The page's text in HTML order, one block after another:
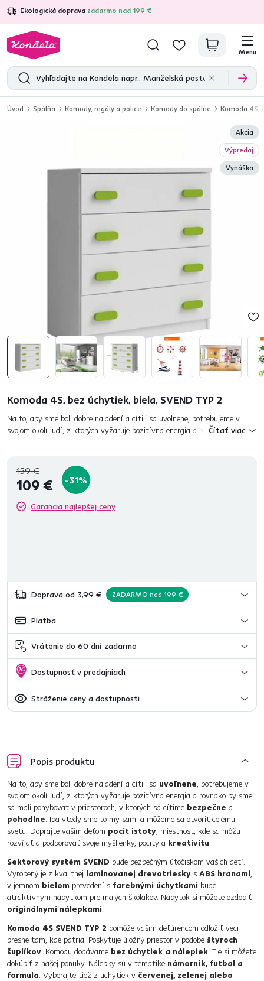
Ekologická doprava zadarmo nad 199 €
4,7 31 285overených produktových recenzií
Menu
Úvod Spálňa Komody, regály a police Komody do spálne Komoda 4S,
Akcia
Výpredaj
Vynáška
Komoda 4S, bez úchytiek, biela, SVEND TYP 2
Na to, aby sme boli dobre naladení a cítili sa uvoľnene, potrebujeme v
svojom okolí ľudí, z ktorých vyžaruje pozitívna energia a rovnako by sme
Čítať viac
159 €
109 € -31%
Garancia najlepšej ceny
Doprava od 3,99 € ZADARMO nad 199 €
Platba
Vrátenie do 60 dní zadarmo
Dostupnosť v predajniach
Stráženie ceny a dostupnosti
Popis produktu
Na to, aby sme boli dobre naladení a cítili sa uvoľnene, potrebujeme v
svojom okolí ľudí, z ktorých vyžaruje pozitívna energia a rovnako by sme
sa mali pohybovať v priestoroch, v ktorých sa cítime bezpečne a
pohodlne. Iba vtedy sme to my sami a môžeme sa otvoriť celému
svetu. Doprajte vašim deťom pocit istoty, miestnosť, kde sa môžu
rozvíjať a podporovať svoje myšlienky, pocity a kreativitu.
Sektorový systém SVEND bude bezpečným útočiskom vašich detí.
Vyrobený je z kvalitnej laminovanej drevotriesky s ABS hranami,
v jemnom bielom prevedení s farebnými úchytkami bude
atraktívnym nábytkom pre malých školákov. Nábytok si môžete ozdobiť
originálnymi nálepkami.
Komoda 4S SVEND TYP 2 pomôže vašim deťúrencom odložiť veci
presne tam, kde patria. Poskytuje úložný priestor v podobe štyroch
šuplíkov. Komodu dodávame bez úchytiek a nálepiek. Tie si môžete
dokúpiť z našej ponuky. Nálepky sú v tématike námorník, futbal a
formula. Vyberajte tiež z úchytiek v červenej, zelenej alebo